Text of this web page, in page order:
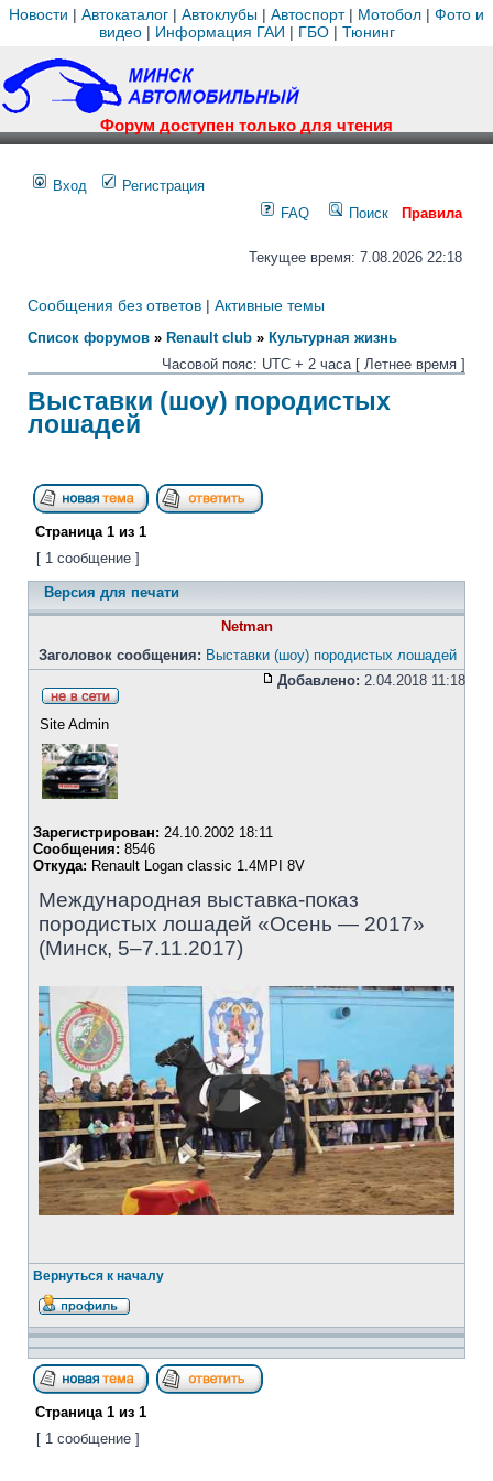
Новости | Автокаталог | Автоклубы | Автоспорт| Мотобол | Фото и
видео| Информация ГАИ | ГБО| Тюнинг
Форум доступен только для чтения
Вход
Регистрация
FAQ
Поиск Правила
Текущее время: 7.08.2026 22:18
Сообщения без ответов | Активные темы
Список форумов » Renault club » Культурная жизнь
Часовой пояс: UTC + 2 часа [ Летнее время ]
Выставки (шоу) породистых
лошадей
Страница 1 из 1
[ 1 сообщение ]
Версия для печати
Netman
Заголовок сообщения: Выставки (шоу) породистых лошадей
Добавлено: 2.04.2018 11:18
Site Admin
Зарегистрирован: 24.10.2002 18:11
Сообщения: 8546
Откуда: Renault Logan classic 1.4MPI 8V
Международная выставка-показ
породистых лошадей «Осень — 2017»
(Минск, 5–7.11.2017)
Вернуться к началу
Страница 1 из 1
[ 1 сообщение ]